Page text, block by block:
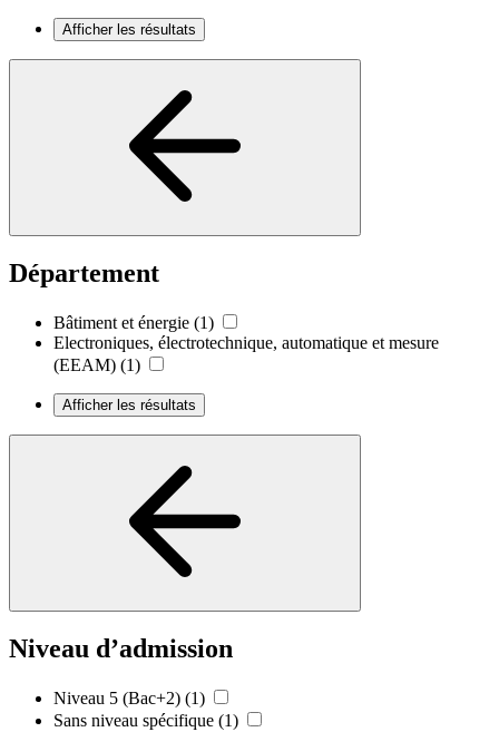
Afficher les résultats
Département
Bâtiment et énergie (1)
Electroniques, électrotechnique, automatique et mesure
(EEAM) (1)
Afficher les résultats
Niveau d’admission
Niveau 5 (Bac+2) (1)
Sans niveau spécifique (1)